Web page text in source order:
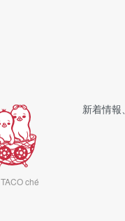
TACO ché
新着情報